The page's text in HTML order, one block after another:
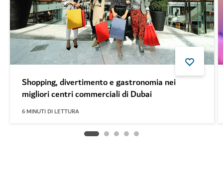
Shopping, divertimento e gastronomia nei
migliori centri commerciali di Dubai
6 MINUTI DI LETTURA